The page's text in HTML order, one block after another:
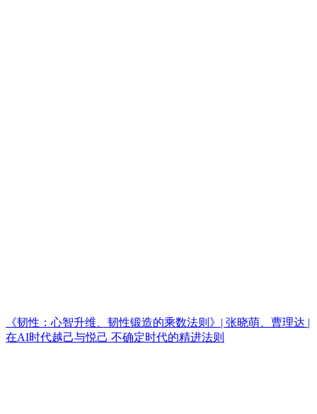
《韧性：心智升维、韧性锻造的乘数法则》| 张晓萌、曹理达 |
在AI时代越己与悦己 不确定时代的精进法则